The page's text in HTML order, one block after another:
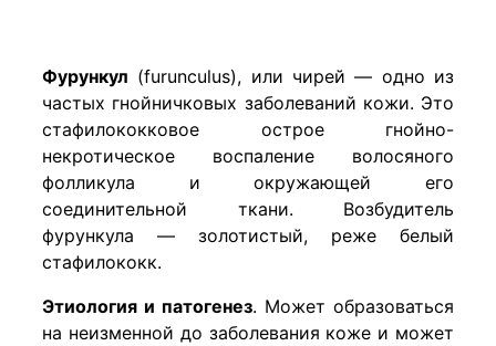
Фурункул (furunculus), или чирей — одно из
частых гнойничковых заболеваний кожи. Это
стафилококковое острое гнойно-
некротическое воспаление волосяного
фолликула и окружающей его
соединительной ткани. Возбудитель
фурункула — золотистый, реже белый
стафилококк.
Этиология и патогенез. Может образоваться
на неизменной до заболевания коже и может